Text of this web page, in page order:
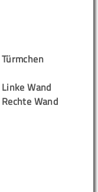
Wand
Wand